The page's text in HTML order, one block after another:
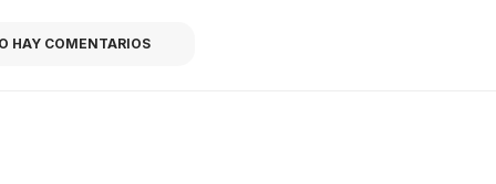
HAY COMENTARIOS